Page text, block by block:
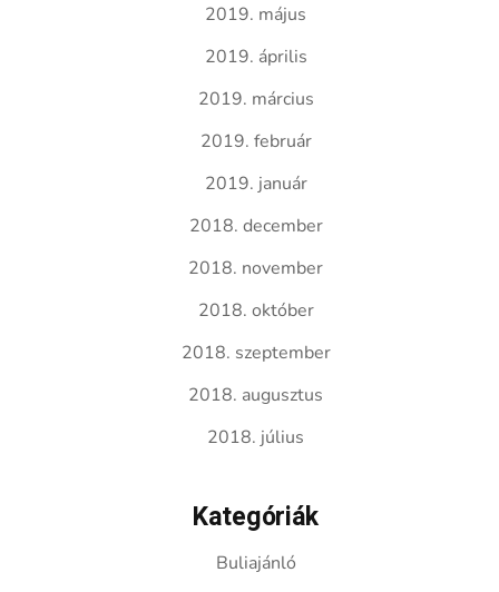
2019. május
2019. április
2019. március
2019. február
2019. január
2018. december
2018. november
2018. október
2018. szeptember
2018. augusztus
2018. július
Kategóriák
Buliajánló